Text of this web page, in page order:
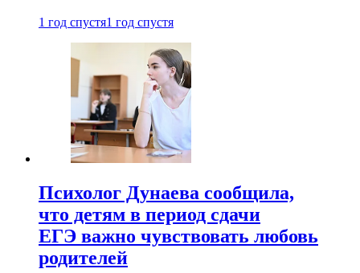
1 год спустя1 год спустя
Психолог Дунаева сообщила,
что детям в период сдачи
ЕГЭ важно чувствовать любовь
родителей